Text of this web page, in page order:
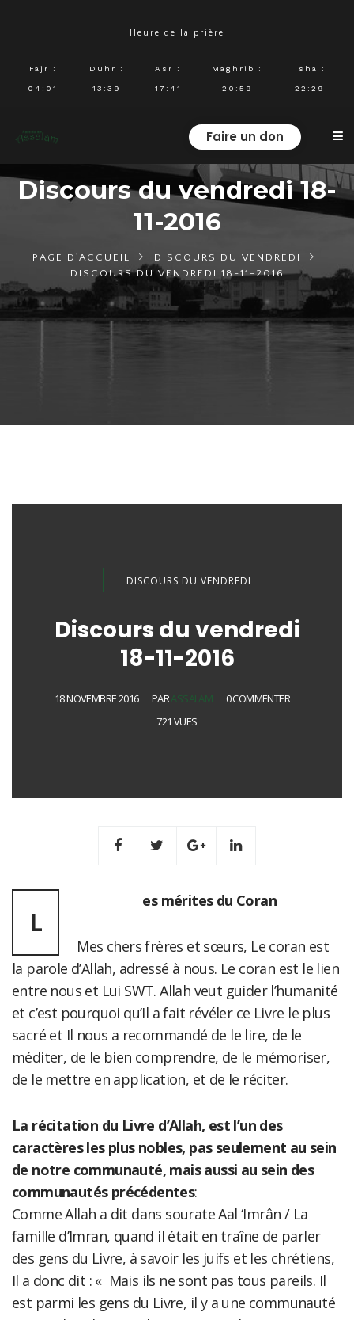
Heure de la prière
Fajr :
04:01
Duhr :
13:39
Asr :
17:41
Maghrib :
20:59
Isha :
22:29
Faire un don
Discours du vendredi 18-
11-2016
PAGE D'ACCUEIL
DISCOURS DU VENDREDI
DISCOURS DU VENDREDI 18-11-2016
DISCOURS DU VENDREDI
Discours du vendredi
18-11-2016
18 NOVEMBRE 2016 PARASSALAM
0 COMMENTER
721 VUES
L
es mérites du Coran
Mes chers frères et sœurs, Le coran est
la parole d’Allah, adressé à nous. Le coran est le lien
entre nous et Lui SWT. Allah veut guider l’humanité
et c’est pourquoi qu’Il a fait révéler ce Livre le plus
sacré et Il nous a recommandé de le lire, de le
méditer, de le bien comprendre, de le mémoriser,
de le mettre en application, et de le réciter.
La récitation du Livre d’Allah, est l’un des
caractères les plus nobles, pas seulement au sein
de notre communauté, mais aussi au sein des
communautés précédentes:
Comme Allah a dit dans sourate Aal ‘Imrân / La
famille d’Imran, quand il était en traîne de parler
des gens du Livre, à savoir les juifs et les chrétiens,
Il a donc dit : « Mais ils ne sont pas tous pareils. Il
est parmi les gens du Livre, il y a une communauté